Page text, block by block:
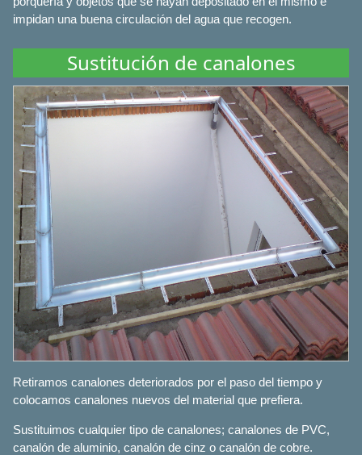
impidan una buena circulación del agua que recogen.
Sustitución de canalones
Retiramos canalones deteriorados por el paso del tiempo y
colocamos canalones nuevos del material que prefiera.
Sustituimos cualquier tipo de canalones; canalones de PVC,
canalón de aluminio, canalón de cinz o canalón de cobre.